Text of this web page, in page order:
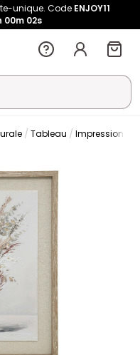
unique. Code ENJOY11
00m 01s
Tableau Impression